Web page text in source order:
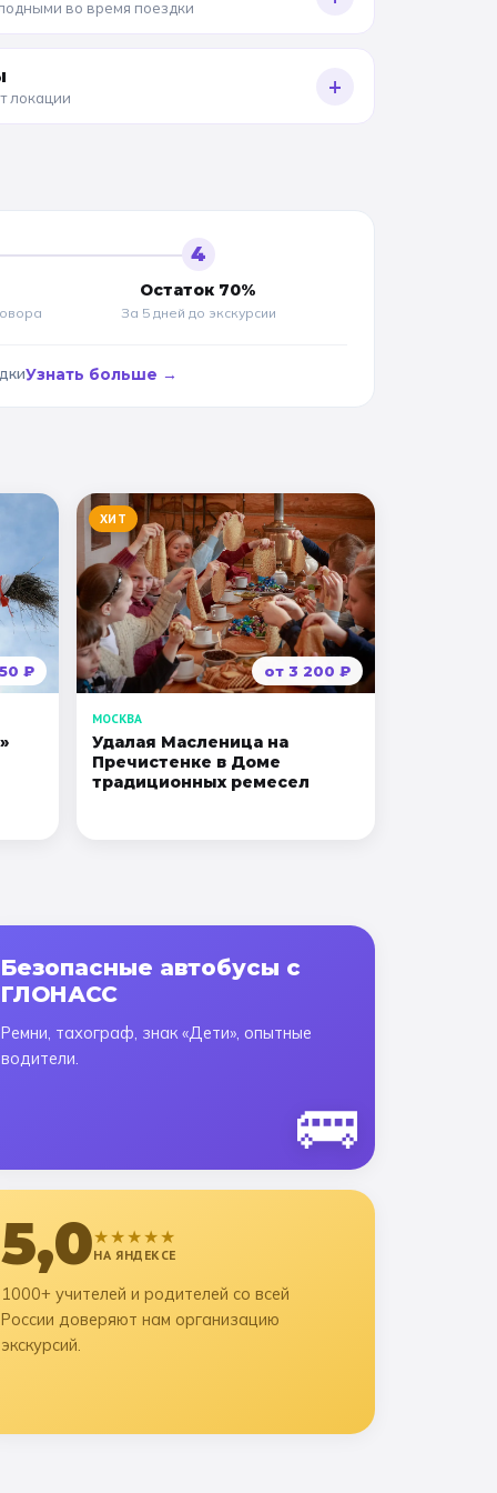
во время поездки
локации +
4
Остаток 70%
За 5 дней до экскурсии
Узнать больше →
₽
ХИТ
от 3 200 ₽
МОСКВА
Удалая Масленица на
Пречистенке в Доме
традиционных ремесел
Безопасные автобусы с
ГЛОНАСС
Ремни, тахограф, знак «Дети», опытные
водители.
🚌
5,0★★★★★
НА ЯНДЕКСЕ
1000+ учителей и родителей со всей
России доверяют нам организацию
экскурсий.